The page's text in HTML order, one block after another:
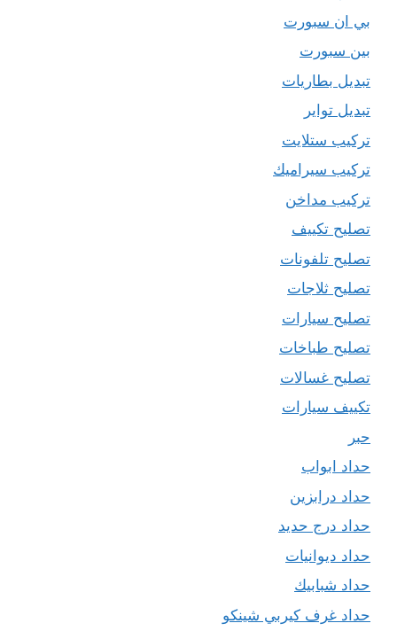
بي ان سبورت
بين سبورت
تبديل بطاريات
تبديل تواير
تركيب ستلايت
تركيب سيراميك
تركيب مداخن
تصليح تكييف
تصليح تلفونات
تصليح ثلاجات
تصليح سيارات
تصليح طباخات
تصليح غسالات
تكييف سيارات
حبر
حداد ابواب
حداد درابزين
حداد درج حديد
حداد ديوانيات
حداد شبابيك
حداد غرف كيربي شينكو